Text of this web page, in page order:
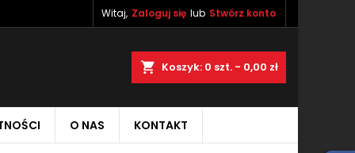
Witaj, Zaloguj się lub Stwórz konto
Koszyk 0 szt. - 0,00 zł
O NAS KONTAKT